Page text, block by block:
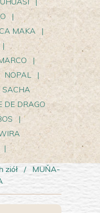
|
MAKA
|
|
|
NOPAL
|
SACHA
DE DRAGO
|
|
ziół /
MUŇA-